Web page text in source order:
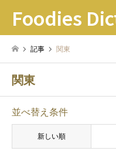
Foodies
記事 関東
関東
並べ替え条件
新しい順